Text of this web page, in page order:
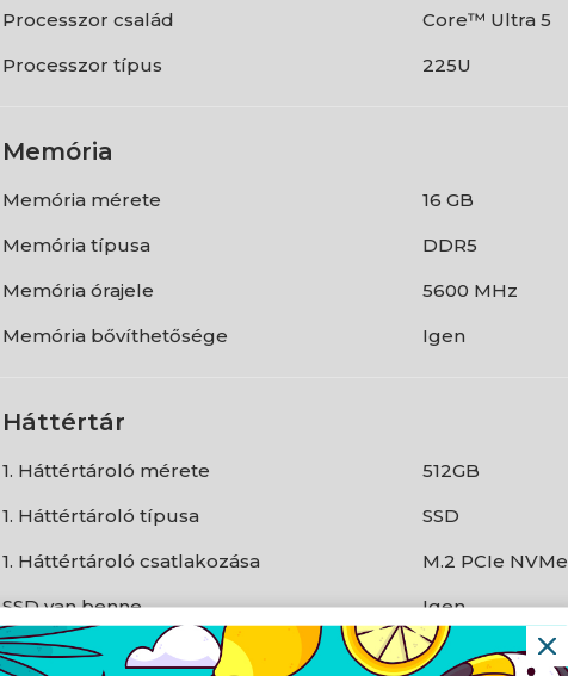
Processzor család
Core™ Ultra 5
Processzor típus
225U
Memória
Memória mérete
16 GB
Memória típusa
DDR5
Memória órajele
5600 MHz
Memória bővíthetősége
Igen
Háttértár
1. Háttértároló mérete
512GB
1. Háttértároló típusa
SSD
1. Háttértároló csatlakozása
M.2 PCIe NVMe
SSD van benne
Igen